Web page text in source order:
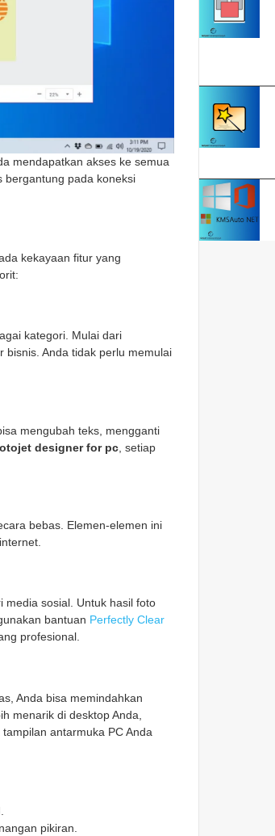
mendapatkan akses ke semua
bergantung pada koneksi
kekayaan fitur yang
kategori. Mulai dari
bisnis. Anda tidak perlu memulai
mengubah teks, mengganti
designer for pc , setiap
bebas. Elemen-elemen ini
media sosial. Untuk hasil foto
bantuan Perfectly Clear
profesional.
Anda bisa memindahkan
menarik di desktop Anda,
antarmuka PC Anda
pikiran.